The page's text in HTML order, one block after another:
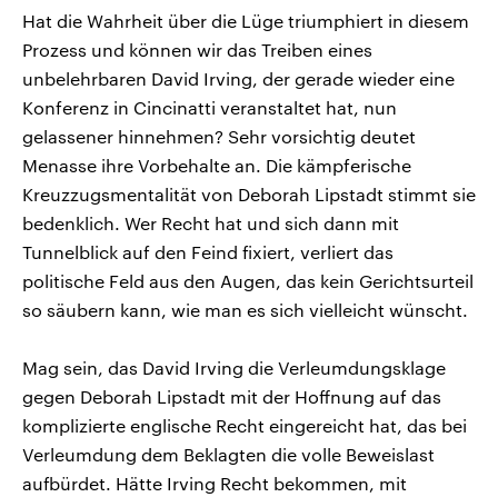
Hat die Wahrheit über die Lüge triumphiert in diesem
Prozess und können wir das Treiben eines
unbelehrbaren David Irving, der gerade wieder eine
Konferenz in Cincinatti veranstaltet hat, nun
gelassener hinnehmen? Sehr vorsichtig deutet
Menasse ihre Vorbehalte an. Die kämpferische
Kreuzzugsmentalität von Deborah Lipstadt stimmt sie
bedenklich. Wer Recht hat und sich dann mit
Tunnelblick auf den Feind fixiert, verliert das
politische Feld aus den Augen, das kein Gerichtsurteil
so säubern kann, wie man es sich vielleicht wünscht.
Mag sein, das David Irving die Verleumdungsklage
gegen Deborah Lipstadt mit der Hoffnung auf das
komplizierte englische Recht eingereicht hat, das bei
Verleumdung dem Beklagten die volle Beweislast
aufbürdet. Hätte Irving Recht bekommen, mit